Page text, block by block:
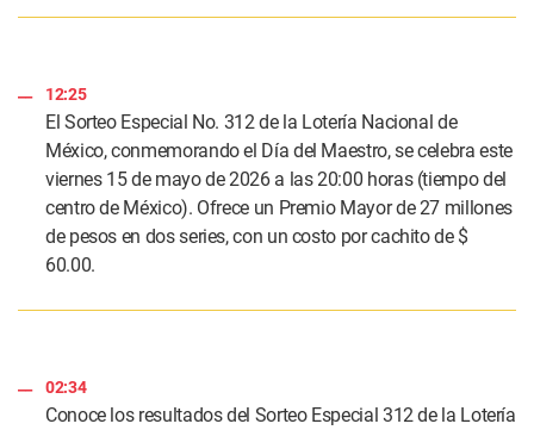
12:25
El Sorteo Especial No. 312 de la Lotería Nacional de
México, conmemorando el Día del Maestro, se celebra este
viernes 15 de mayo de 2026 a las 20:00 horas (tiempo del
centro de México). Ofrece un Premio Mayor de 27 millones
de pesos en dos series, con un costo por cachito de $
60.00.
02:34
Conoce los resultados del Sorteo Especial 312 de la Lotería